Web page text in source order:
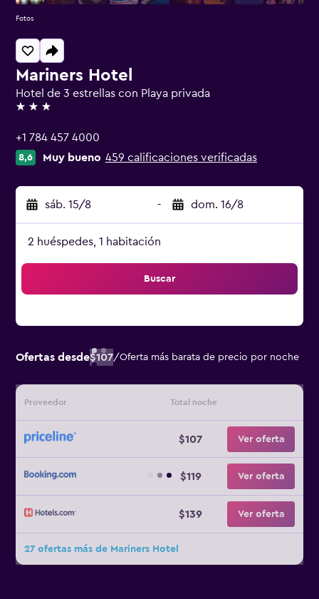
Mariners Hotel
Hotel de 3 estrellas con Playa privada
3 estrellas
+1 784 457 4000
8,6 Muy bueno 459 calificaciones verificadas
sáb. 15/8 - dom. 16/8
2 huéspedes, 1 habitación
Buscar
Ofertas desde$107/Oferta más barata de precio por noche
Proveedor Total noche
$107 Ver oferta
$119 Ver oferta
$139 Ver oferta
27 ofertas más de Mariners Hotel
Fotos